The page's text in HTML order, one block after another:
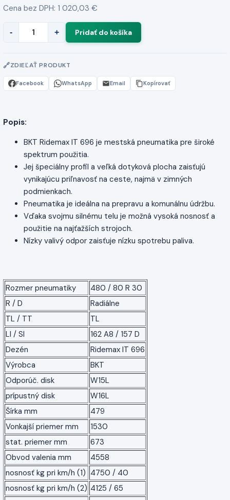
Cena bez DPH: 1 020,03 €
- +
ZDIEĽAŤ PRODUKT
Facebook WhatsApp Email Kopírovať
Popis:
BKT Ridemax IT 696 je mestská pneumatika pre široké
spektrum použitia.
Jej špeciálny profil a veľká dotyková plocha zaisťujú
vynikajúcu priľnavosť na ceste, najmä v zimných
podmienkach.
Pneumatika je ideálna na prepravu a komunálnu údržbu.
Vďaka svojmu silnému telu je možná vysoká nosnosť a
použitie na najťažších strojoch.
Nízky valivý odpor zaisťuje nízku spotrebu paliva.
Rozmer pneumatiky
480 / 80 R 30
R / D
Radiálne
TL / TT
TL
LI / SI
162 A8 / 157 D
Dezén
Ridemax IT 696
Výrobca
BKT
Odporúč. disk
W15L
prípustný disk
W16L
Šírka mm
479
Vonkajší priemer mm
1530
stat. priemer mm
673
Obvod valenia mm
4558
nosnosť kg pri km/h (1) 4750 / 40
nosnosť kg pri km/h (2) 4125 / 65